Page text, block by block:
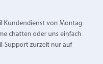
Kundendienst von Montag
chatten oder uns einfach
Support zurzeit nur auf